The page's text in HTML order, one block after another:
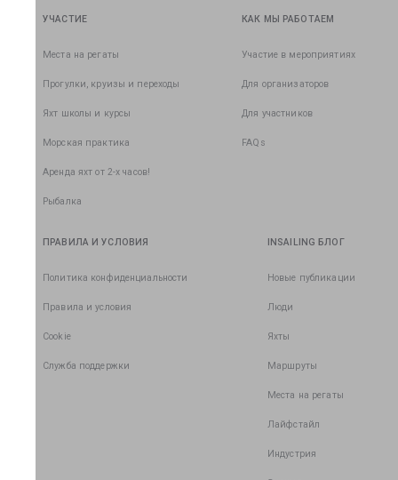
УЧАСТИЕ
Места на регаты
Прогулки, круизы и переходы
Яхт школы и курсы
Морская практика
Аренда яхт от 2-х часов!
Рыбалка
КАК МЫ РАБОТАЕМ
Участие в мероприятиях
Для организаторов
Для участников
FAQs
ПРАВИЛА И УСЛОВИЯ
Политика конфиденциальности
Правила и условия
Cookie
Служба поддержки
INSAILING БЛОГ
Новые публикации
Люди
Яхты
Маршруты
Места на регаты
Лайфстайл
Индустрия